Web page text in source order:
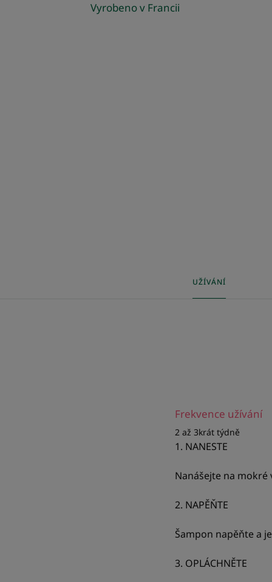
Vyrobeno v Francii
UŽÍVÁNÍ
Frekvence užívání
2 až 3krát týdně
1. NANESTE
Nanášejte na mokré
2. NAPĚŇTE
Šampon napěňte a
3. OPLÁCHNĚTE